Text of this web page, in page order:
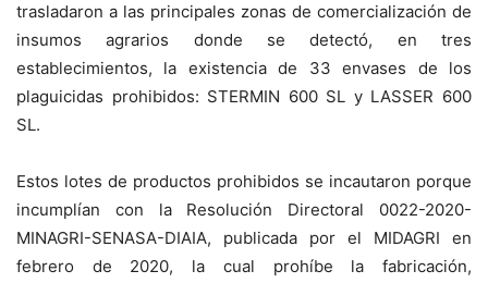
trasladaron a las principales zonas de comercialización de
insumos agrarios donde se detectó, en tres
establecimientos, la existencia de 33 envases de los
plaguicidas prohibidos: STERMIN 600 SL y LASSER 600
SL.
Estos lotes de productos prohibidos se incautaron porque
incumplían con la Resolución Directoral 0022-2020-
MINAGRI-SENASA-DIAIA, publicada por el MIDAGRI en
febrero de 2020, la cual prohíbe la fabricación,